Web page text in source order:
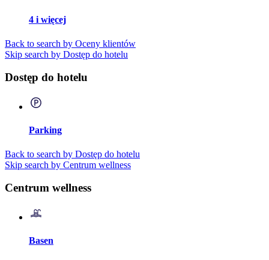
4 i więcej
Back to search by Oceny klientów
Skip search by Dostęp do hotelu
Dostęp do hotelu
Parking
Back to search by Dostęp do hotelu
Skip search by Centrum wellness
Centrum wellness
Basen